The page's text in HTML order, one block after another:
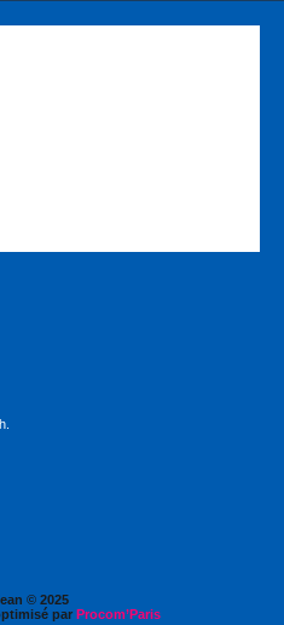
© 2025
par Procom’Paris